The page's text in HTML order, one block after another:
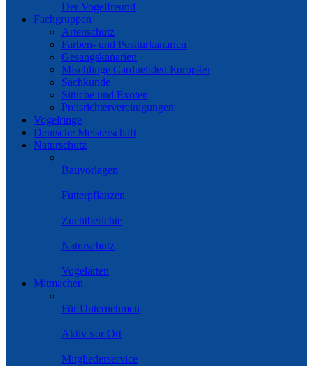
Der Vogelfreund
Fachgruppen
Artenschutz
Farben- und Positurkanarien
Gesangskanarien
Mischlinge Cardueliden Europäer
Sachkunde
Sittiche und Exoten
Preisrichtervereinigungen
Vogelringe
Deutsche Meisterschaft
Naturschutz
Bauvorlagen
Futterpflanzen
Zuchtberichte
Naturschutz
Vogelarten
Mitmachen
Für Unternehmen
Aktiv vor Ort
Mitgliederservice